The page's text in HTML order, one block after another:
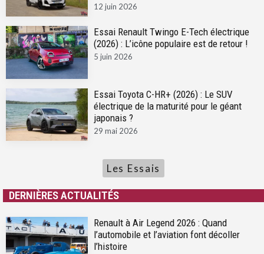
12 juin 2026
Essai Renault Twingo E-Tech électrique
(2026) : L’icône populaire est de retour !
5 juin 2026
Essai Toyota C-HR+ (2026) : Le SUV
électrique de la maturité pour le géant
japonais ?
29 mai 2026
Les Essais
DERNIÈRES ACTUALITÉS
Renault à Air Legend 2026 : Quand
l’automobile et l’aviation font décoller
l’histoire